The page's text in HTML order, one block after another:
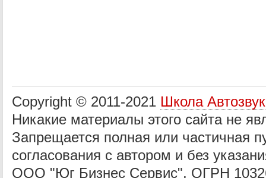
Copyright © 2011-2021 Школа
Никакие материалы этого сайта не
Запрещается полная или частичная
согласования с автором и без
ООО "Юг Бизнес Сервис", ОГРН